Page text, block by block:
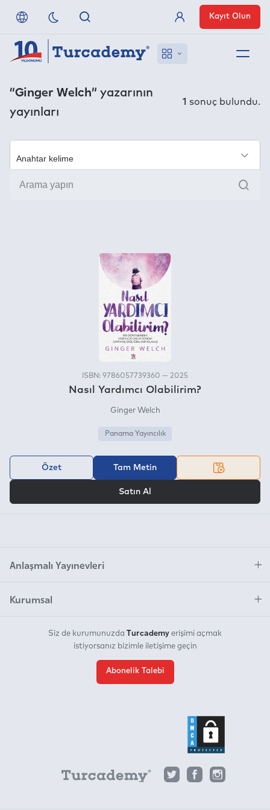
Referanslarımız
Uzaktan Erişim
Nasıl Erişirim
Üye Girişi
Kayıt Olun
“Ginger Welch” yazarının
yayınları
1 sonuç bulundu.
Ara
ISBN: 9786057739360 — 2025
Nasıl Yardımcı Olabilirim?
Ginger Welch
Panama Yayıncılık
Özet Tam Metin
Satın Al
Anlaşmalı Yayınevleri
Kurumsal
Siz de kurumunuzda Turcademy erişimi açmak
istiyorsanız bizimle iletişime geçin
Abonelik Talebi